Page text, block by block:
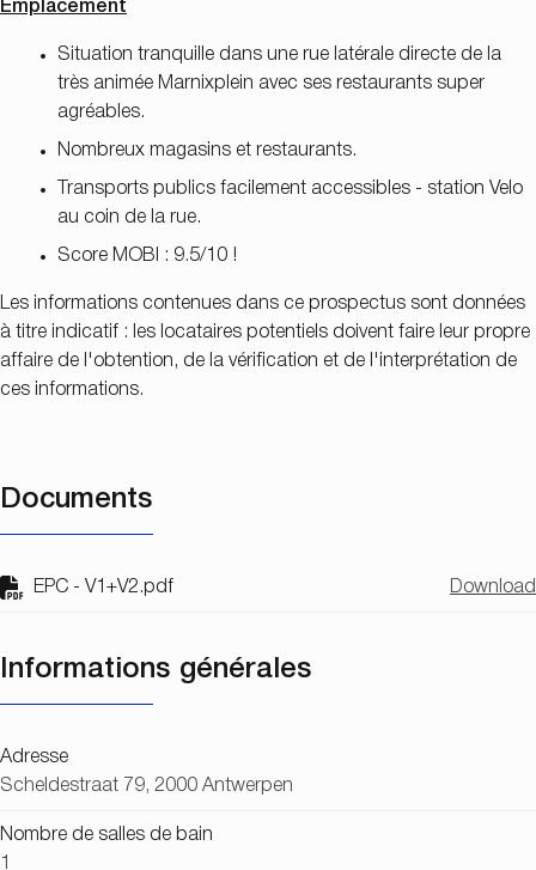
Emplacement
Situation tranquille dans une rue latérale directe de la
très animée Marnixplein avec ses restaurants super
agréables.
Nombreux magasins et restaurants.
Transports publics facilement accessibles - station Velo
au coin de la rue.
Score MOBI : 9.5/10 !
Les informations contenues dans ce prospectus sont données
à titre indicatif : les locataires potentiels doivent faire leur propre
affaire de l'obtention, de la vérification et de l'interprétation de
ces informations.
Documents
EPC - V1+V2.pdf Download
Informations générales
Adresse
Scheldestraat 79, 2000 Antwerpen
Nombre de salles de bain
1